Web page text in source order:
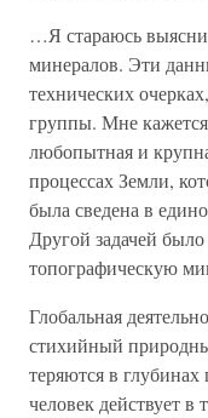
…Я стараюсь
минералов. Эти
технических
группы. Мне
любопытная и
процессах Земли,
была сведена в
Другой задачей
топографическую
Глобальная
стихийный
теряются в
человек действует